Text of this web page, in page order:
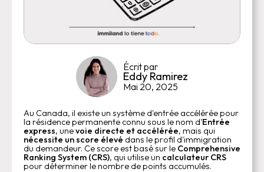
Écrit par
Eddy Ramirez
Mai 20, 2025
Au Canada, il existe un système d'entrée accélérée pour
la résidence permanente connu sous le nom d'Entrée
express, unevoie directe et accélérée, mais qui
nécessite un score élevé dans le profil d'immigration
du demandeur. Ce score est basé sur le Comprehensive
Ranking System (CRS), qui utilise un calculateur CRS
pour déterminer le nombre de points accumulés.